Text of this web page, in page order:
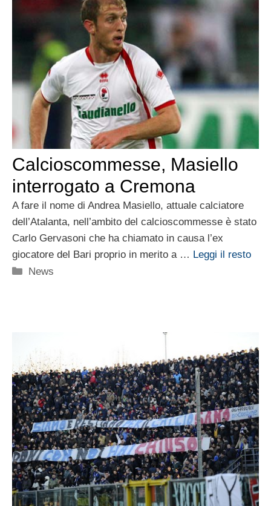
Calcioscommesse, Masiello
interrogato a Cremona
A fare il nome di Andrea Masiello, attuale calciatore
dell’Atalanta, nell’ambito del calcioscommesse è stato
Carlo Gervasoni che ha chiamato in causa l’ex
giocatore del Bari proprio in merito a … Leggi il resto
Categorie
News